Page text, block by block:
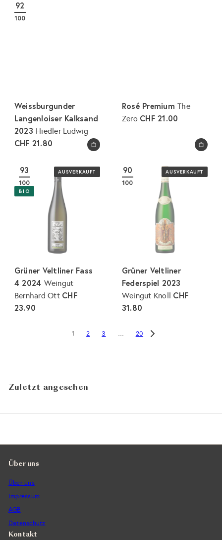
s
In den Warenkorb legen
92
100
Weissburgunder
Langenloiser Kalksand
2023 Hiedler Ludwig
CHF 21.80 In den Warenkorb legen
Rosé PremiumThe
Zero CHF 21.00
AUSVERKAUFT
93
100
BIO
Grüner Veltliner Fass
4 2024 Weingut
Bernhard Ott CHF
23.90
AUSVERKAUFT
90
100
Grüner Veltliner
Federspiel 2023
Weingut Knoll CHF
31.80
1 2 3 … 20
Zuletzt angesehen
Über uns
Über uns
Impressum
AGB
Datenschutz
Kontakt